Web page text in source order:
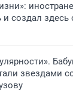
и создал
звездами